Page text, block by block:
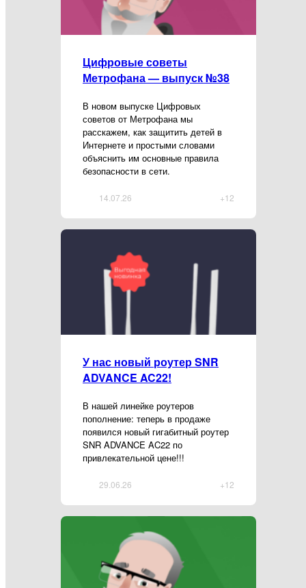
Цифровые советы
Метрофана — выпуск №38
В новом выпуске Цифровых
советов от Метрофана мы
расскажем, как защитить детей в
Интернете и простыми словами
объяснить им основные правила
безопасности в сети.
+12
14.07.26
У нас новый роутер SNR
ADVANCE AC22!
В нашей линейке роутеров
пополнение: теперь в продаже
появился новый гигабитный роутер
SNR ADVANCE AC22 по
привлекательной цене!!!
+12
29.06.26